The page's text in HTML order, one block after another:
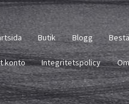
Butik Blogg
konto Integritetspolicy